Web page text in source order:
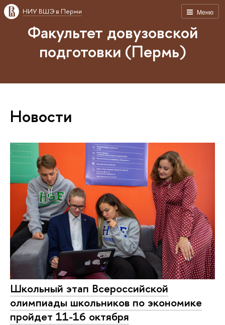
Меню
НИУ ВШЭ в Перми
Факультет довузовской
подготовки (Пермь)
Новости
Школьный этап Всероссийской
олимпиады школьников по экономике
пройдет 11-16 октября